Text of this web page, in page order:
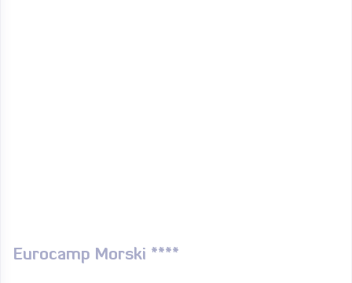
Eurocamp Morski ****